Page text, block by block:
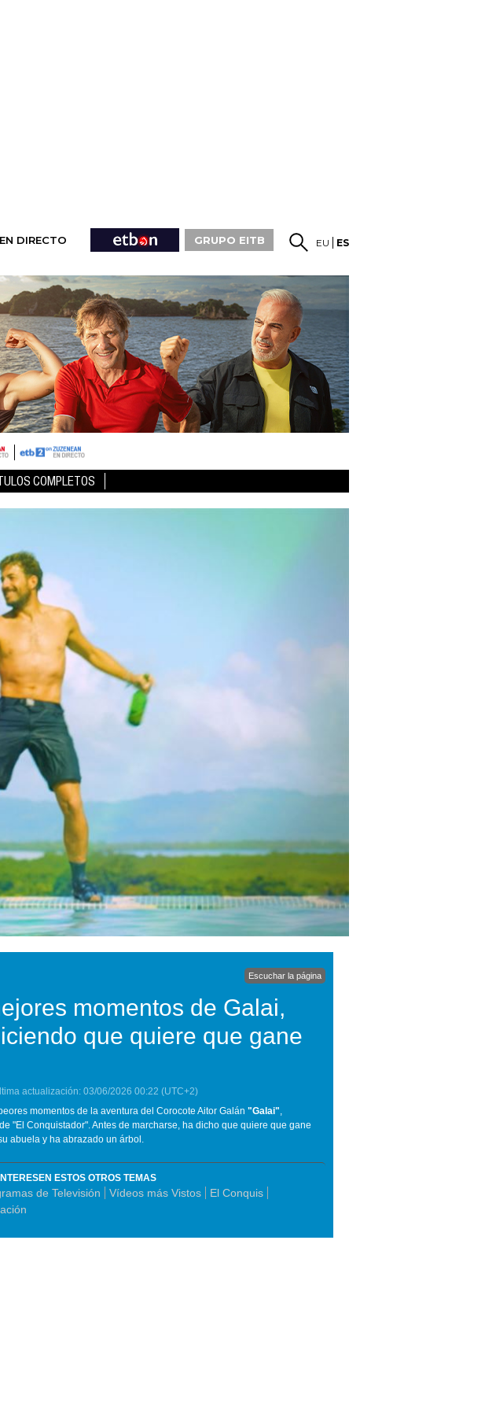
EN DIRECTO GRUPO EITB EU ES
COMPLETOS
Escuchar la página
momentos de Galai,
que quiere que gane
actualización: 03/06/2026 00:22 (UTC+2)
momentos de la aventura del Corocote Aitor Galán "Galai",
"El Conquistador". Antes de marcharse, ha dicho que quiere que gane
abuela y ha abrazado un árbol.
ESTOS OTROS TEMAS
de Televisión Vídeos más Vistos
El Conquis